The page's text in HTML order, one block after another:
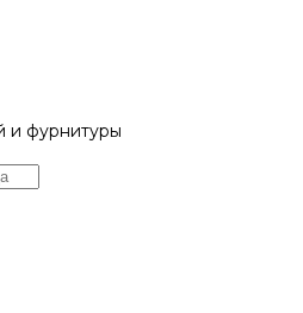
и фурнитуры